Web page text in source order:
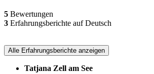
5 Bewertungen
3 Erfahrungsberichte auf Deutsch
Alle Erfahrungsberichte anzeigen
Tatjana Zell am See